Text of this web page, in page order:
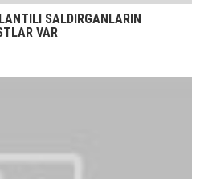
SALDIRGANLARIN
VAR